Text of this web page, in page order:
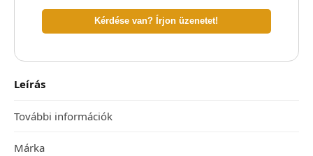
Kérdése van? Írjon üzenetet!
Leírás
További információk
Márka